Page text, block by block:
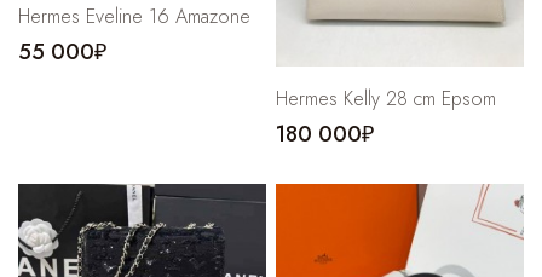
Hermes Eveline 16 Amazone
55 000₽
Hermes Kelly 28 cm Epsom
180 000₽